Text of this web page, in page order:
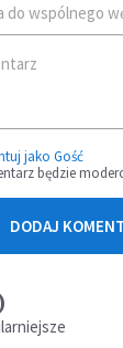
do wspólnego
jako Gość
będzie
DODAJ